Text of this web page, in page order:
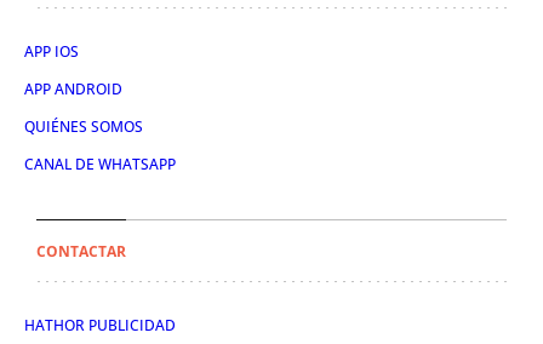
APP IOS
APP ANDROID
QUIÉNES SOMOS
CANAL DE WHATSAPP
CONTACTAR
HATHOR PUBLICIDAD